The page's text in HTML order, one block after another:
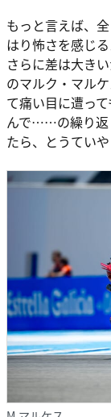
もっと言えば、
はり怖さを感じ
さらに差は大き
のマルク・マル
て痛い目に遭っ
んで……の繰り返
たら、とうてい